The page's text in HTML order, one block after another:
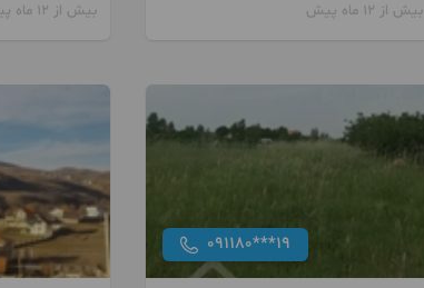
بیش از 12 ماه پیش بیش از 12 ماه پیش
091180***19